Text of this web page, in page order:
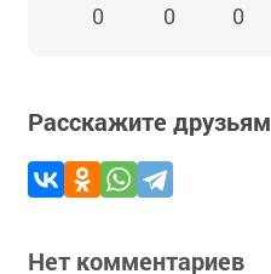
0 0 0
Расскажите друзьям
Нет комментариев